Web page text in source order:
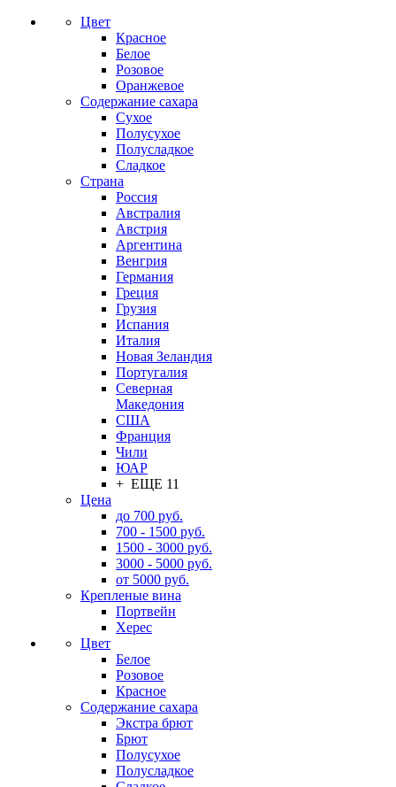
Цвет
Красное
Белое
Розовое
Оранжевое
Содержание сахара
Сухое
Полусухое
Полусладкое
Сладкое
Страна
Россия
Австралия
Австрия
Аргентина
Венгрия
Германия
Греция
Грузия
Испания
Италия
Новая Зеландия
Португалия
Северная
Македония
США
Франция
Чили
ЮАР
+ ЕЩЕ 11
Цена
до 700 руб.
700 - 1500 руб.
1500 - 3000 руб.
3000 - 5000 руб.
от 5000 руб.
Крепленые вина
Портвейн
Херес
Цвет
Белое
Розовое
Красное
Содержание сахара
Экстра брют
Брют
Полусухое
Полусладкое